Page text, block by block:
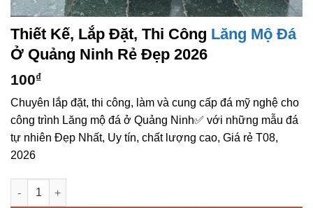
Thiết Kế, Lắp Đặt, Thi Công Lăng Mộ Đá
Ở Quảng Ninh Rẻ Đẹp 2026
100₫
Chuyên lắp đặt, thi công, làm và cung cấp đá mỹ nghệ cho
công trình Lăng mộ đá ở Quảng Ninh✅ với những mẫu đá
tự nhiên Đẹp Nhất, Uy tín, chất lượng cao, Giá rẻ T08,
2026
Thiết kế, lắp đặt, thi công lăng mộ đá ở Quảng Ninh rẻ đẹp số